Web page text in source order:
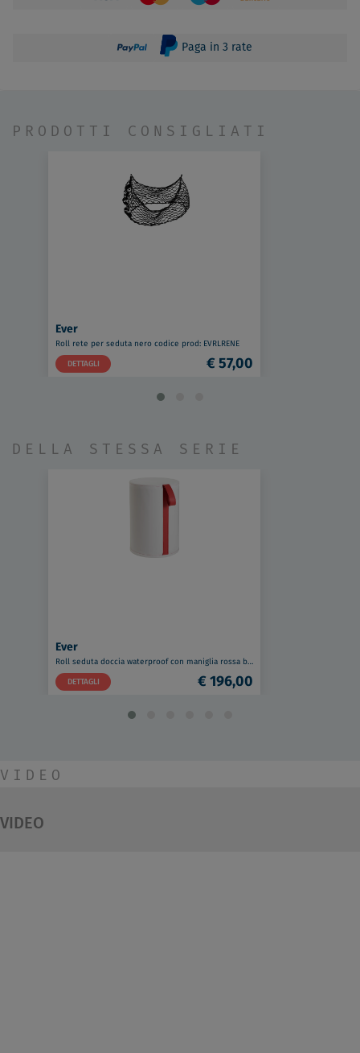
Paga in 3 rate
PRODOTTI CONSIGLIATI
Ever
Roll rete per seduta nero codice prod: EVRLRENE
DETTAGLI
€ 57,00
DELLA STESSA SERIE
Ever
Roll seduta doccia waterproof con maniglia rossa bianco puro codice prod: EVRLWBPMR
DETTAGLI
€ 196,00
VIDEO
VIDEO